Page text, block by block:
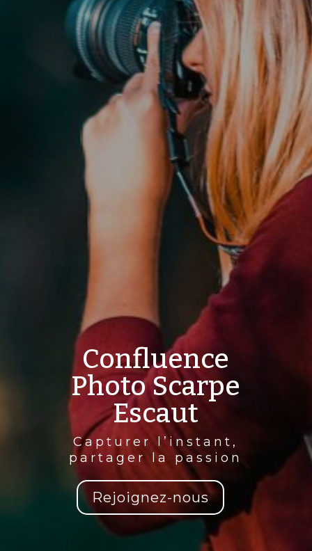
Confluence
Photo Scarpe
Escaut
Capturer l’instant,
partager la passion
Rejoignez-nous